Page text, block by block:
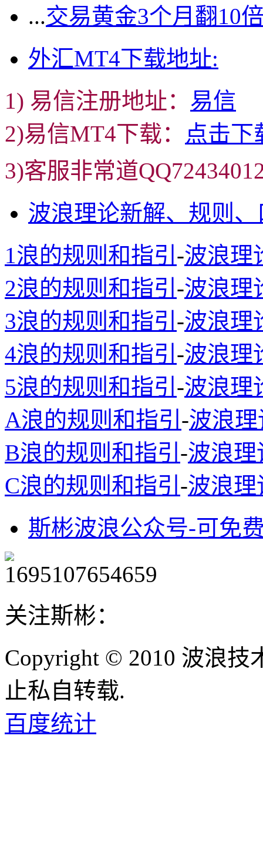
...交易黄金3个月翻10
外汇MT4下载地址:
1) 易信注册地址： 易信
2)易信MT4下载： 点击下
3)客服非常道
波浪理论新解、规则
1浪的规则和指引 -波浪理
2浪的规则和指引 -波浪理
3浪的规则和指引 -波浪理
4浪的规则和指引 -波浪理
5浪的规则和指引 -波浪理
A浪的规则和指引 -波浪
B浪的规则和指引 -波浪
C浪的规则和指引 -波浪理
斯彬波浪公众号-可免
关注斯彬：
Copyright © 2010 波浪技
止私自转载.
百度统计